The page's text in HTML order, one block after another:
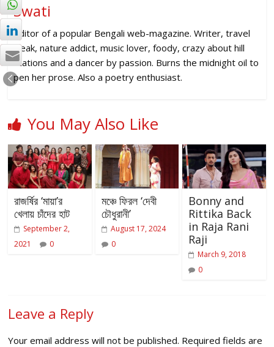
Swati
Editor of a popular Bengali web-magazine. Writer, travel
freak, nature addict, music lover, foody, crazy about hill
stations and a dancer by passion. Burns the midnight oil to
pen her prose. Also a poetry enthusiast.
You May Also Like
রাজর্ষির ‘মায়া’র
খেলায় চাঁদের হাট
September 2,
2021
0
মঞ্চে ফিরল ‘দেবী
চৌধুরানী’
August 17, 2024
0
Bonny and
Rittika Back
in Raja Rani
Raji
March 9, 2018
0
Leave a Reply
Your email address will not be published. Required fields are